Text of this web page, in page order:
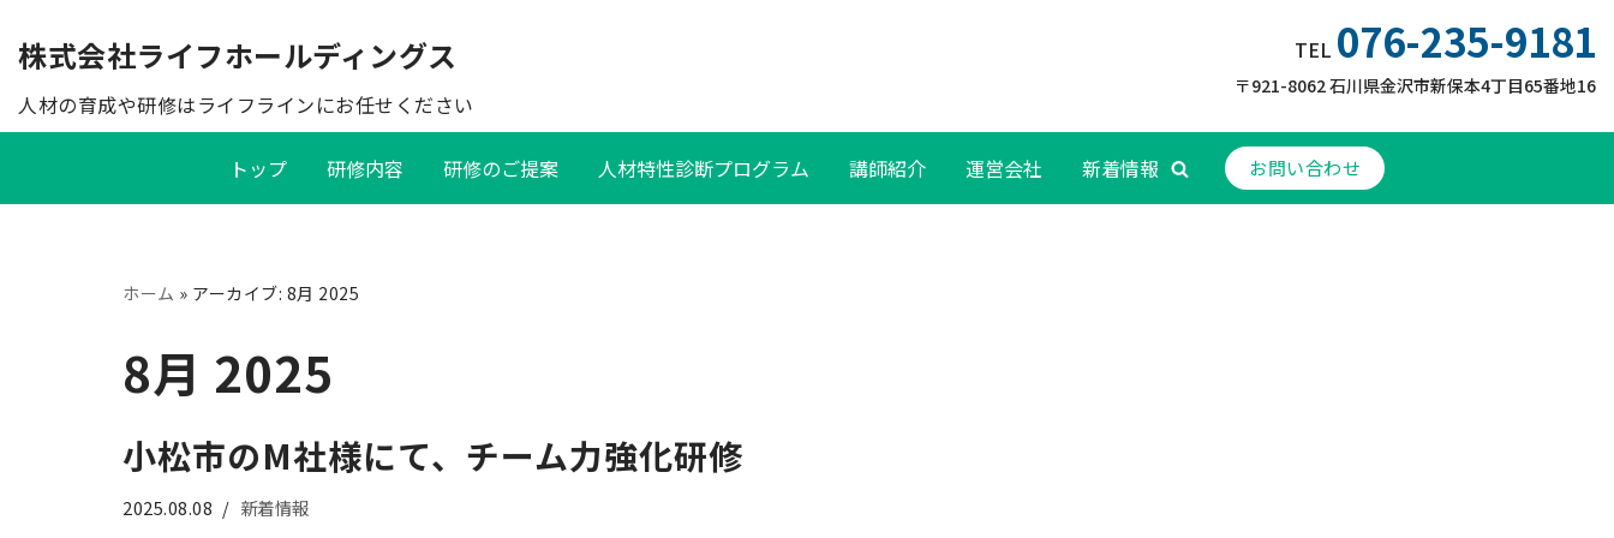
コ
ン
テ
ツ
株式会社ライフホールディングス TEL 076-235-9181
〒921-8062 石川県金沢市新保本4丁目65番地16
トップ 研修内容 研修のご提案 人材特性診断プログラム 講師紹介 運営会社 新着情報 お問い合わせ
ホーム » アーカイブ: 8月 2025
8月 2025
小松市のM社様にて、チーム力強化研修
2025.08.08 新着情報